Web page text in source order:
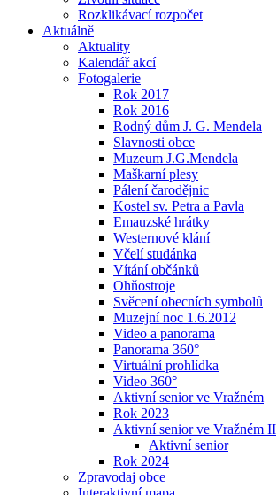
Rozklikávací rozpočet
Aktuálně
Aktuality
Kalendář akcí
Fotogalerie
Rok 2017
Rok 2016
Rodný dům J. G. Mendela
Slavnosti obce
Muzeum J.G.Mendela
Maškarní plesy
Pálení čarodějnic
Kostel sv. Petra a Pavla
Emauzské hrátky
Westernové klání
Včelí studánka
Vítání občánků
Ohňostroje
Svěcení obecních symbolů
Muzejní noc 1.6.2012
Video a panorama
Panorama 360°
Virtuální prohlídka
Video 360°
Aktivní senior ve Vražném
Rok 2023
Aktivní senior ve Vražném II
Aktivní senior
Rok 2024
Zpravodaj obce